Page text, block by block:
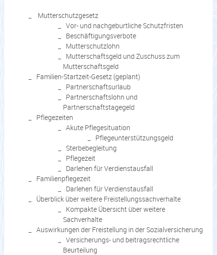
Mutterschutzgesetz
Vor- und nachgeburtliche Schutzfristen
Beschäftigungsverbote
Mutterschutzlohn
Mutterschaftsgeld und Zuschuss zum
Mutterschaftsgeld
Familien-Startzeit-Gesetz (geplant)
Partnerschaftsurlaub
Partnerschaftslohn und
Partnerschaftstagegeld
Pflegezeiten
Akute Pflegesituation
Pflegeunterstützungsgeld
Sterbebegleitung
Pflegezeit
Darlehen für Verdienstausfall
Familienpflegezeit
Darlehen für Verdienstausfall
Überblick über weitere Freistellungssachverhalte
Kompakte Übersicht über weitere
Sachverhalte
Auswirkungen der Freistellung in der Sozialversicherung
Versicherungs- und beitragsrechtliche
Beurteilung